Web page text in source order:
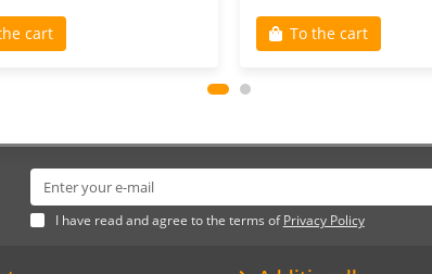
cart To the cart
I have read and agree to the terms ofPrivacy Policy